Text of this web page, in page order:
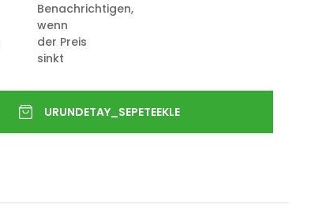
Benachrichtigen,
wenn
der Preis
sinkt